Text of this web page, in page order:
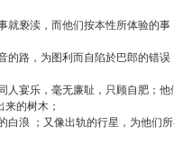
就亵渎，而他们按本性所体验的
的路，为图利而自陷於巴郎的错
人宴乐，毫无廉耻，只顾自肥；
的树木；
白浪 ；又像出轨的行星，为他们